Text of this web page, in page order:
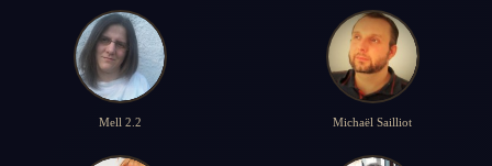
Mell 2.2 Michaël Sailliot